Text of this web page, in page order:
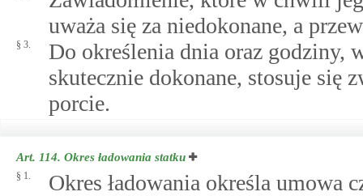
uważa się za niedokonane, a
§ 3.
Do określenia dnia oraz godziny,
skutecznie dokonane, stosuje się
porcie.
Art. 114. Okres ładowania statku
§ 1. Okres ładowania określa umowa